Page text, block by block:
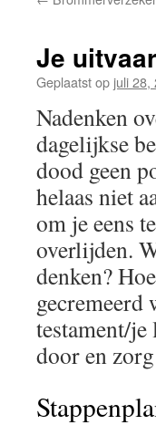
Je
Geplaatst op juli 28,
Nadenken
dagelijkse
dood geen
helaas niet
om je eens
overlijden.
denken?
gecremeerd
testament/je
door en